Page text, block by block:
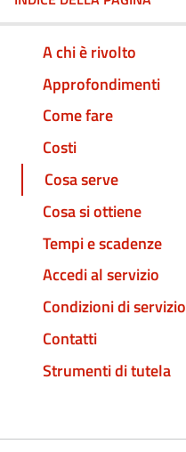
A chi è rivolto
Approfondimenti
Come fare
Costi
Cosa serve
Cosa si ottiene
Tempi e scadenze
Accedi al servizio
Condizioni di servizio
Contatti
Strumenti di tutela